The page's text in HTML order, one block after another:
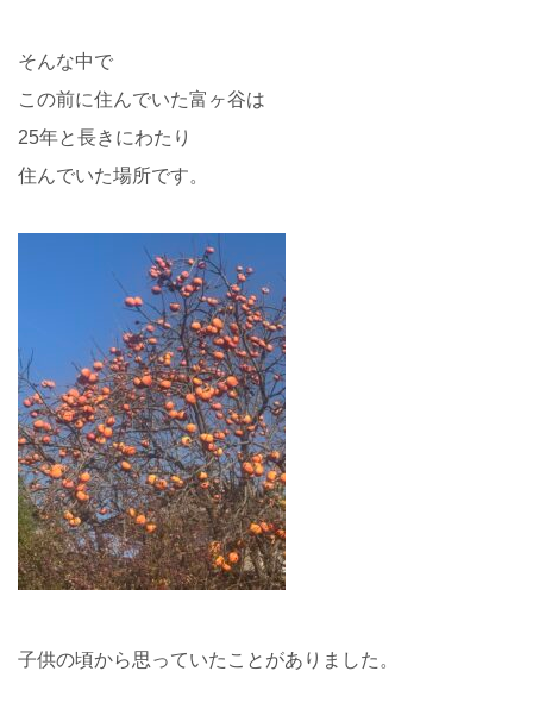
そんな中で
この前に住んでいた富ヶ谷は
25年と長きにわたり
住んでいた場所です。
子供の頃から思っていたことがありました。